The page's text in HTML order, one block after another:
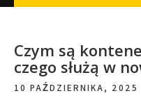
Czym są
czego służą w
10 PAŹDZIERNIKA, 2025